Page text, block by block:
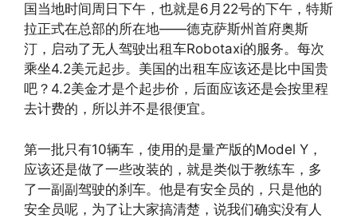
国当地时间周日下午，也就是6月22号的下午，特斯
拉正式在总部的所在地——德克萨斯州首府奥斯
汀，启动了无人驾驶出租车Robotaxi的服务。每次
乘坐4.2美元起步。美国的出租车应该还是比中国贵
吧？4.2美金才是个起步价，后面应该还是会按里程
去计费的，所以并不是很便宜。
第一批只有10辆车，使用的是量产版的Model Y，
应该还是做了一些改装的，就是类似于教练车，多
了一副副驾驶的刹车。他是有安全员的，只是他的
安全员呢，为了让大家搞清楚，说我们确实没有人